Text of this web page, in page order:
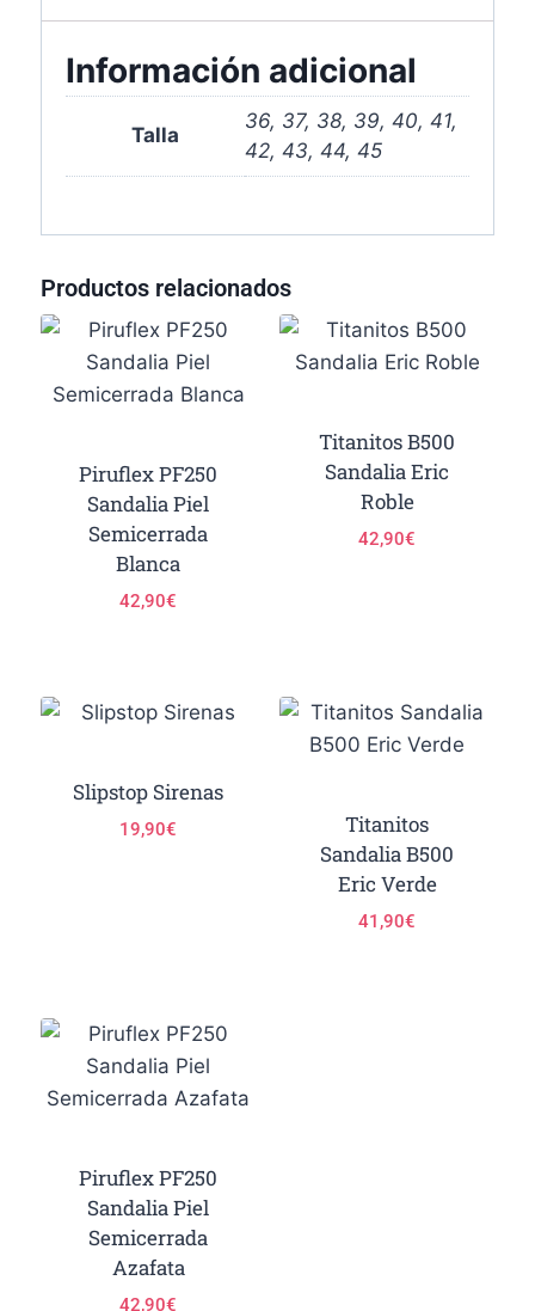
Información adicional
Talla
36, 37, 38, 39, 40, 41,
42, 43, 44, 45
Productos relacionados
Piruflex PF250
Sandalia Piel
Semicerrada
Blanca
42,90€
Titanitos B500
Sandalia Eric
Roble
42,90€
Slipstop Sirenas
19,90€
Titanitos
Sandalia B500
Eric Verde
41,90€
Piruflex PF250
Sandalia Piel
Semicerrada
Azafata
42,90€